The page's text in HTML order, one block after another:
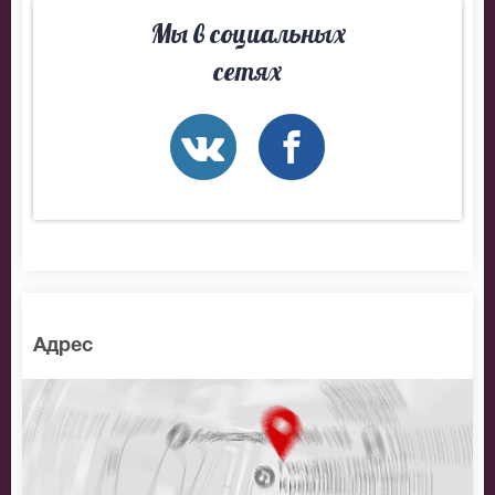
На нашем сайте всегда большой выбор билетов в
разные категории зрительного зала Театр
Маяковского. Если не удалось найти нужные билеты
на Петр Айду, позвоните нам в call-центр и мы
обязательно подберем Вам лучшие места по
Мы в социальных
сетях
Адрес